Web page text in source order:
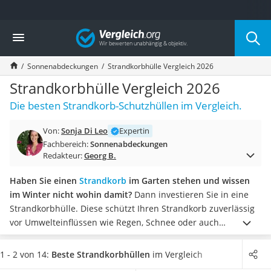
Die beliebtesten Vergleiche nach Kategorie
Baumarkt
Tresor feuerfest
Makita-Akku-Rasenmäher
Kappsäge
Smartes Türschloss
Akku-Rasentrimmer
Split-Klimaanlage 2 Innengeräte
Pelletofen
Tiefbrunnenpumpe
Fliesenschneider
Hochdruckreiniger
Doppelschleifer
Überwachungskamera
Benzinrasenmäher mit Elektrostart
Vergleich
Sonnenabdeckungen Strandkorbhülle Vergleich 2026
Strandkorbhülle Vergleich 2026
Die besten Strandkorb-Schutzhüllen im Vergleich.
Von:Sonja Di Leo
Expertin
Fachbereich:Sonnenabdeckungen
Redakteur:Georg B.
Haben Sie einen Strandkorb im Garten stehen und wissen
im Winter nicht wohin damit? Dann investieren Sie in eine
Strandkorbhülle. Diese schützt Ihren Strandkorb zuverlässig
vor Umwelteinflüssen wie Regen, Schnee oder auch
Vogeldreck – und das zu jeder Jahreszeit. Die meisten
Strandkorbhüllen werden aus Polyester hergestellt
1 - 2 von 14: Beste Strandkorbhüllen im Vergleich